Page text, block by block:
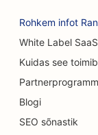
SEO
SEO
kauplustele
SEO
SEO
Rohkem infot
White Label
Kuidas see toimib
Partnerprogramm
Blogi
SEO sõnastik